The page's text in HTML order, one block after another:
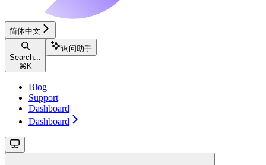
简体中文
Search...
⌘ K
询问助手
Blog
Support
Dashboard
Dashboard